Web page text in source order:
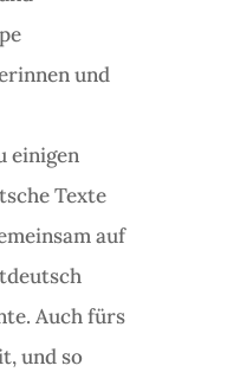
und
einigen
Texte
auf
Auch fürs
und so